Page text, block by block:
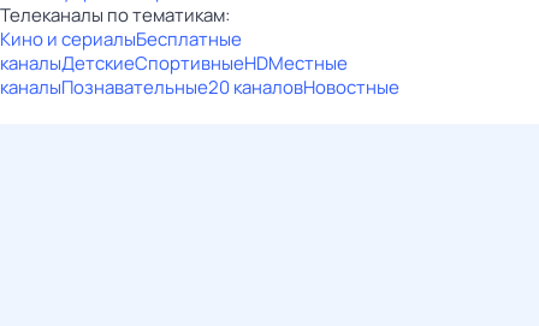
Телеканалы по тематикам:
Кино и сериалыБесплатные
каналыДетскиеСпортивныеHDМестные
каналыПознавательные20 каналовНовостные